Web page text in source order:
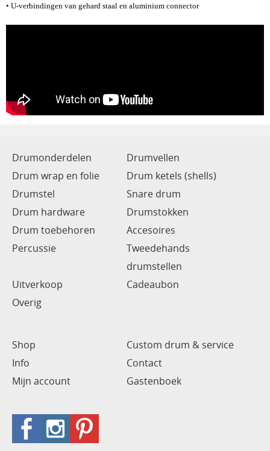
• U-verbindingen van gehard staal en aluminium connector
Drumonderdelen
Drumvellen
Drum wrap en folie
Drum ketels (shells)
Drumstel
Snare drum
Drum hardware
Drumstokken
Drum toebehoren
Accesoires
Percussie
Tweedehands
drumstellen
Uitverkoop
Cadeaubon
Overig
Shop
Custom drum & service
Info
Contact
Mijn account
Gastenboek